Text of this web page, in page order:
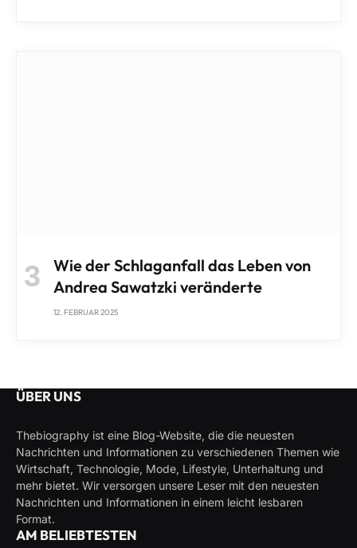
Wie der Schlaganfall das Leben von
Andrea Sawatzki veränderte
12. FEBRUAR 2025
ÜBER UNS
Thebiography ist eine Blog-Website, die die neuesten
Nachrichten und Informationen zu verschiedenen Themen wie
Wirtschaft, Technologie, Mode, Lifestyle, Unterhaltung und
mehr bietet. Wir versorgen unsere Leser mit den neuesten
Nachrichten und Informationen in einem leicht lesbaren
Format.
AM BELIEBTESTEN